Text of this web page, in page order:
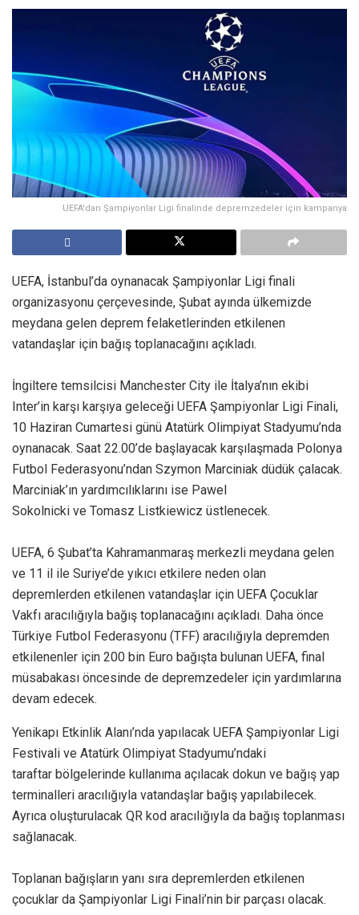
UEFA'dan Şampiyonlar Ligi finalinde depremzedeler için kampanya
UEFA, İstanbul’da oynanacak Şampiyonlar Ligi finali
organizasyonu çerçevesinde, Şubat ayında ülkemizde
meydana gelen deprem felaketlerinden etkilenen
vatandaşlar için bağış toplanacağını açıkladı.
İngiltere temsilcisi Manchester City ile İtalya’nın ekibi
Inter’in karşı karşıya geleceği UEFA Şampiyonlar Ligi Finali,
10 Haziran Cumartesi günü Atatürk Olimpiyat Stadyumu’nda
oynanacak. Saat 22.00’de başlayacak karşılaşmada Polonya
Futbol Federasyonu’ndan Szymon Marciniak düdük çalacak.
Marciniak’ın yardımcılıklarını ise Pawel
Sokolnicki ve Tomasz Listkiewicz üstlenecek.
UEFA, 6 Şubat’ta Kahramanmaraş merkezli meydana gelen
ve 11 il ile Suriye’de yıkıcı etkilere neden olan
depremlerden etkilenen vatandaşlar için UEFA Çocuklar
Vakfı aracılığıyla bağış toplanacağını açıkladı. Daha önce
Türkiye Futbol Federasyonu (TFF) aracılığıyla depremden
etkilenenler için 200 bin Euro bağışta bulunan UEFA, final
müsabakası öncesinde de depremzedeler için yardımlarına
devam edecek.
Yenikapı Etkinlik Alanı’nda yapılacak UEFA Şampiyonlar Ligi
Festivali ve Atatürk Olimpiyat Stadyumu’ndaki
taraftar bölgelerinde kullanıma açılacak dokun ve bağış yap
terminalleri aracılığıyla vatandaşlar bağış yapılabilecek.
Ayrıca oluşturulacak QR kod aracılığıyla da bağış toplanması
sağlanacak.
Toplanan bağışların yanı sıra depremlerden etkilenen
çocuklar da Şampiyonlar Ligi Finali’nin bir parçası olacak.